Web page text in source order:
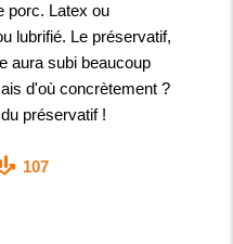
porc. Latex ou
lubrifié. Le préservatif,
aura subi beaucoup
d'où concrètement ?
préservatif !
107